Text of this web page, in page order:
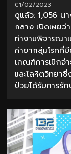
01/02/2023
ดูแล้ว: 1,056 น
กลาง เปิดเผย
ทำงานพิจารณา
ค่ายากลุ่มโรคที่
เกณฑ์การเบิกจ่
และโลหิตวิทยาซึ่
ป่วยได้รับการรั